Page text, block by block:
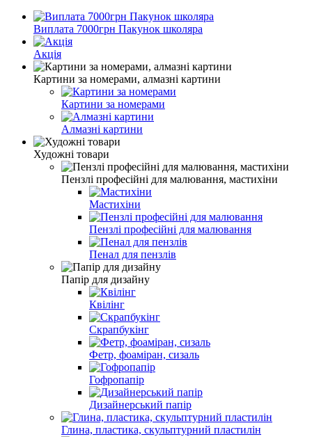
Виплата 7000грн Пакунок школяра
Акція
Картини за номерами, алмазні картини
Картини за номерами
Алмазні картини
Художні товари
Пензлі професійні для малювання, мастихіни
Мастихіни
Пензлі професійні для малювання
Пенал для пензлів
Папір для дизайну
Квілінг
Скрапбукінг
Фетр, фоаміран, сизаль
Гофропапір
Дизайнерський папір
Глина, пластика, скульптурний пластилін